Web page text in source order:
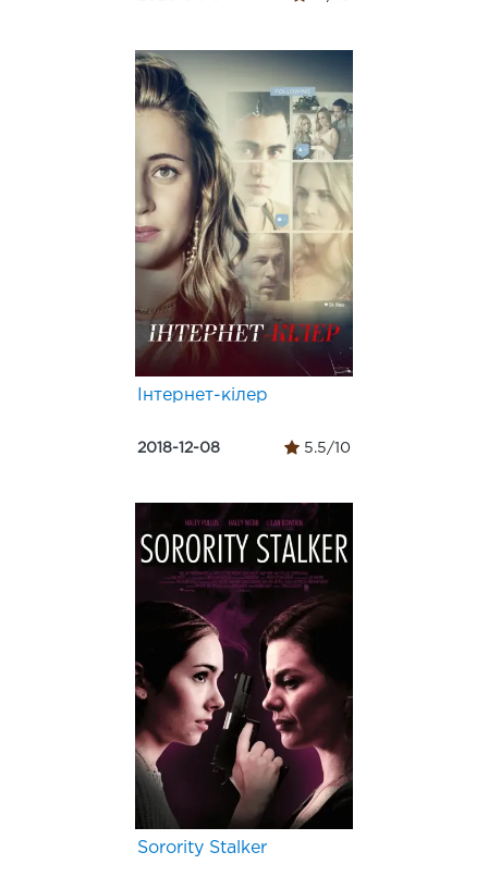
Інтернет-кілер
2018-12-08 5.5/10
Sorority Stalker